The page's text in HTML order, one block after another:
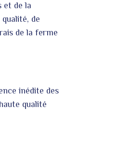
et de la
de
de la ferme
inédite des
qualité